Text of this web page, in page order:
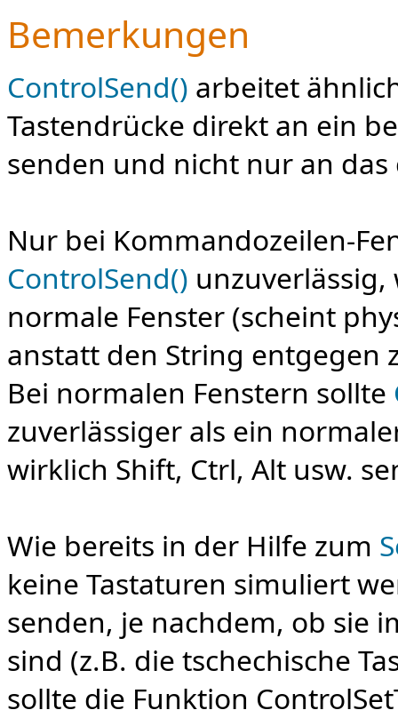
Bemerkungen
ControlSend() arbeitet
Tastendrücke direkt an ein
senden und nicht nur an das
Nur bei Kommandozeilen-
ControlSend()
normale Fenster (scheint
anstatt den String entgegen
Bei normalen Fenstern sollte
zuverlässiger als ein
wirklich Shift, Ctrl, Alt usw.
Wie bereits in der Hilfe zum
keine Tastaturen simuliert
senden, je nachdem, ob sie
sind (z.B. die tschechische
sollte die Funktion